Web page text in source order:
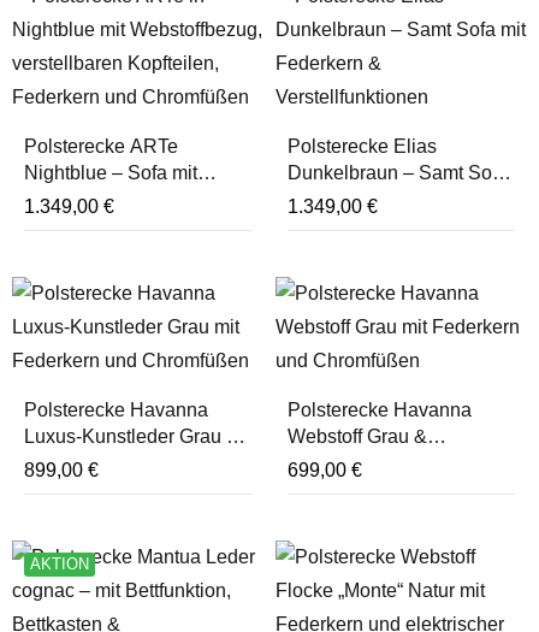
Polsterecke ARTe
Nightblue – Sofa mit
Federkern, Kopfteil- &
Sitztiefenverstellung
1.349,00 €
Polsterecke Elias
Dunkelbraun – Samt Sofa
mit Federkern &
Verstellfunktionen
1.349,00 €
Polsterecke Havanna
Luxus-Kunstleder Grau mit
Federkern
899,00 €
Polsterecke Havanna
Webstoff Grau &
Federkern und
Chromfüßen
699,00 €
AKTION